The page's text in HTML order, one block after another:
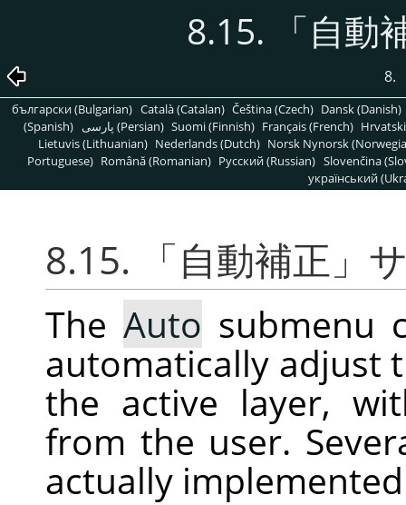
8.15. 「自動
8.
български (Bulgarian) Català (Catalan) Čeština (Czech) Dansk (Danish)
(Spanish)
پارسی (Persian) Suomi (Finnish) Français (French)
Lietuvis (Lithuanian) Nederlands (Dutch) Norsk Nynorsk
Portuguese) Română (Romanian) Pусский (Russian) Slovenčina
український
8.15. 「自動補正 」
The Auto submenu
automatically adjust
the active layer,
from the user.
actually